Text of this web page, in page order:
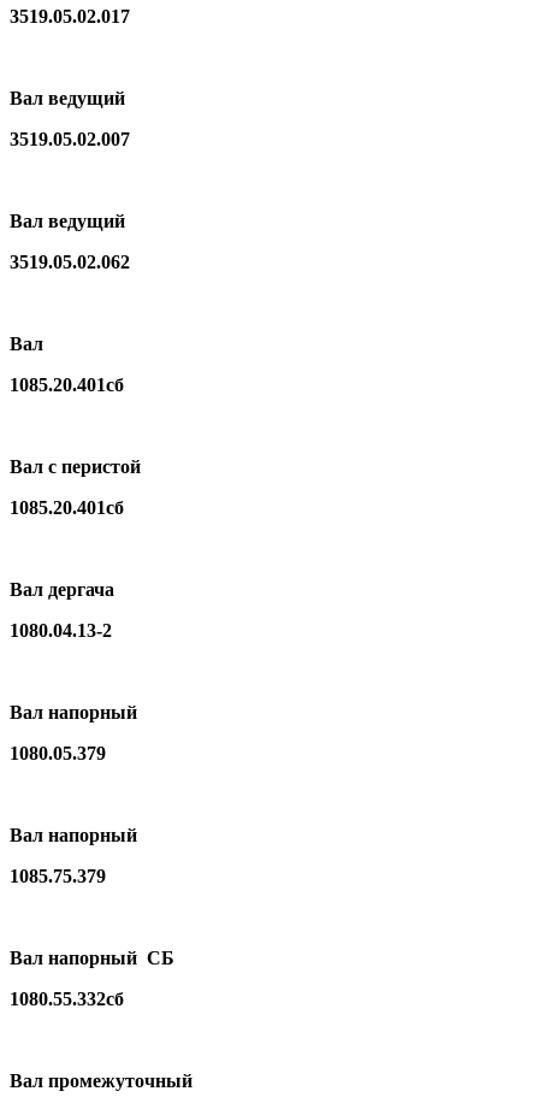
3519.05.02.017
Вал ведущий
3519.05.02.007
Вал ведущий
3519.05.02.062
Вал
1085.20.401сб
Вал с перистой
1085.20.401сб
Вал дергача
1080.04.13-2
Вал напорный
1080.05.379
Вал напорный
1085.75.379
Вал напорный СБ
1080.55.332сб
Вал промежуточный